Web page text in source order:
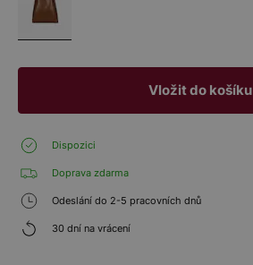
Vložit do košíku
Dispozici
Doprava zdarma
Odeslání do 2-5 pracovních dnů
30 dní na vrácení